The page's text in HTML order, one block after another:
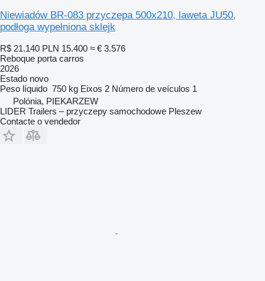
Niewiadów BR-083 przyczepa 500x210, laweta JU50,
podłoga wypełniona sklejk
R$ 21.140 PLN 15.400 ≈ € 3.576
Reboque porta carros
2026
Estado novo
Peso líquido 750 kg Eixos 2 Número de veículos 1
Polónia, PIEKARZEW
LIDER Trailers – przyczepy samochodowe Pleszew
Contacte o vendedor